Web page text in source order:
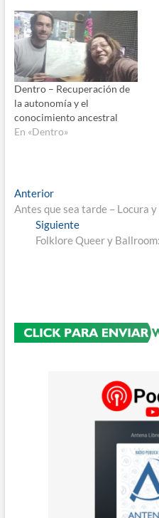
Dentro – Recuperación de
la autonomía y el
conocimiento ancestral
En «Dentro»
Navegación
de
entradas
AnteriorEntrada
anterior:
Antes que sea tarde – Locura
SiguienteEntrada
siguiente:
Folklore Queer y